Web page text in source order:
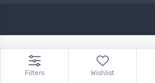
Filters Wishlist